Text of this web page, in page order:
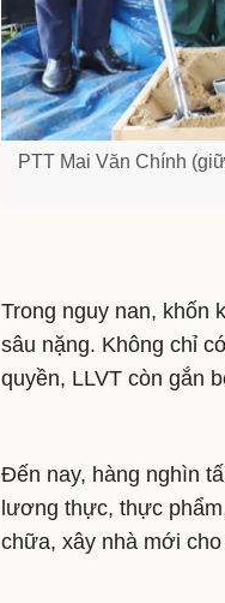
PTT Mai Văn Chính
Trong nguy nan, khốn
sâu nặng. Không chỉ
quyền, LLVT còn gắn
Đến nay, hàng nghìn
lương thực, thực
chữa, xây nhà mới